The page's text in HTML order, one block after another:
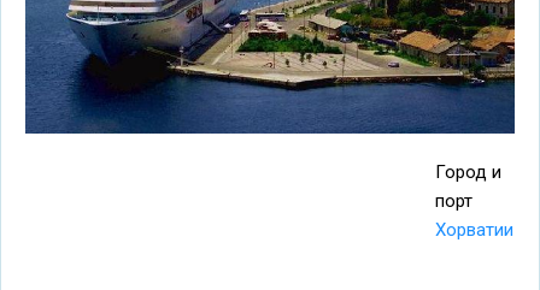
Город и
порт
Хорватии